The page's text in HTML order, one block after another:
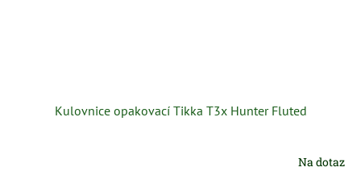
Kulovnice opakovací Tikka T3x Hunter Fluted
Na dotaz